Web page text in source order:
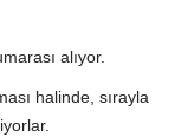
alıyor.
halinde, sırayla